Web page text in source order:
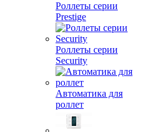
Роллеты серии
Prestige
Роллеты серии
Security
Автоматика для
роллет